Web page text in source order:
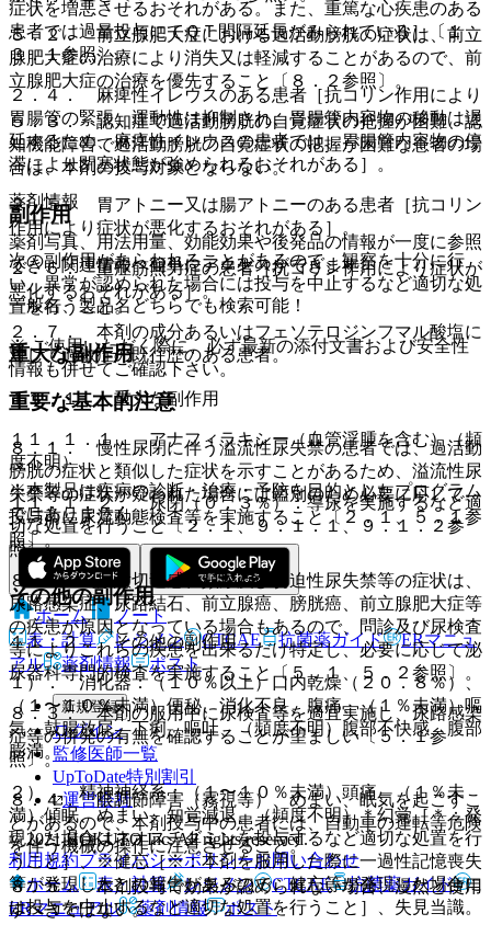
症状を増悪させるおそれがある。また、重篤な心疾患のある
患者では過量投与にてＱＴ間隔延長がみられている］〔１
３．１参照〕。
２．４． 麻痺性イレウスのある患者［抗コリン作用により
胃腸管の緊張、運動性は抑制され、胃腸管内容物の移動は遅
延するため、麻痺性イレウスの患者では、胃腸管内容物の停
滞により閉塞状態が強められるおそれがある］。
２．５． 胃アトニー又は腸アトニーのある患者［抗コリン
作用により症状が悪化するおそれがある］。
２．６． 重症筋無力症の患者［抗コリン作用により症状が
悪化するおそれがある］。
２．７． 本剤の成分あるいはフェソテロジンフマル酸塩に
対して過敏症の既往歴のある患者。
重要な基本的注意
８．１． 慢性尿閉に伴う溢流性尿失禁の患者では、過活動
膀胱の症状と類似した症状を示すことがあるため、溢流性尿
失禁等の症状が疑われた場合には鑑別のため必要に応じて、
投与前に尿流動態検査等を実施すること〔２．１、５．１参
照〕。
８．２． 尿意切迫感、頻尿及び切迫性尿失禁等の症状は、
尿路感染症、尿路結石、前立腺癌、膀胱癌、前立腺肥大症等
の疾患が原因となっている場合もあるので、問診及び尿検査
等によりこれらの疾患を出来るだけ特定し、必要に応じて泌
尿器科専門的検査を実施すること〔５．１、５．２参照〕。
８．３． 本剤の服用中に尿検査等を適宜実施し、尿路感染
症等の併発の有無を確認することが望ましい〔５．１参
照〕。
８．４． 眼調節障害（霧視等）、めまい、眠気を起こすこ
とがあるので、本剤投与中の患者には、自動車の運転等危険
を伴う機械の操作に注意させること。
８．５． 本剤投与で効果が認められない場合、漫然と使用
すべきではない。
５．２． 前立腺肥大症における過活動膀胱の症状は、前立
腺肥大症の治療により消失又は軽減することがあるので、前
立腺肥大症の治療を優先すること〔８．２参照〕。
５．３． 認知症で過活動膀胱の自覚症状の把握が困難、認
知機能障害で過活動膀胱の自覚症状の把握が困難な患者の場
合は、本剤の投与対象とならない。
副作用
次の副作用があらわれることがあるので、観察を十分に行
い、異常が認められた場合には投与を中止するなど適切な処
置を行うこと。
重大な副作用
１１．１． 重大な副作用
１１．１．１． アナフィラキシー（血管浮腫を含む）（頻
度不明）。
１１．１．２． 尿閉（０．３％）：導尿を実施するなど適
切な処置を行うこと〔２．１、９．１．１、９．１．２参
照〕。
その他の副作用
１１．２． その他の副作用
１）． 消化器：（１０％以上）口内乾燥（２０．８％）、
（１〜１０％未満）便秘、消化不良、腹痛、（１％未満）嘔
気、鼓腸放屁、下痢、嘔吐、（頻度不明）腹部不快感、腹部
膨満。
２）． 精神神経系：（１〜１０％未満）頭痛、（１％未
満）傾眠、めまい、知覚減退、（頻度不明）＊幻覚［＊：発
現した場合はネオスチグミンを投与するなど適切な処置を行
うこと］、※健忘［※：本剤を服用した際に一過性記憶喪失
等が発現したとの報告があるので、健忘等が発現した場合に
は投与を中止するなど適切な処置を行うこと］、失見当識。
薬剤情報
薬剤写真、用法用量、効能効果や後発品の情報が一度に参照
でき、関連情報へ簡単にアクセスができます。
一般名、製品名どちらでも検索可能！
※ ご使用いただく際に、必ず最新の添付文書および安全性
情報も併せてご確認下さい。
※本製品は疾病の診断・治療・予防を目的としたプログラム
ではありません。
ホーム
ノート
表・計算
レジメン CTCAE 抗菌薬ガイド
ERマニュ
アル
薬剤情報 ポスト
新規登録
ログイン
監修医師一覧
UpToDate特別割引
運営会社
© 2021 HOKUTO Inc. All rights reserved.
利用規約プライバシーポリシーお問い合わせ
ホーム
表・計算 レジメン CTCAE
抗菌薬ガイド
ERマニュアル
薬剤情報 ポスト